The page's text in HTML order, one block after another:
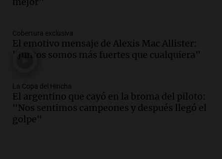
Cobertura exclusiva
El emotivo mensaje de Alexis Mac Allister:
"Juntos somos más fuertes que cualquiera"
La Copa del Hincha
El argentino que cayó en la broma del piloto:
"Nos sentimos campeones y después llegó el
golpe"